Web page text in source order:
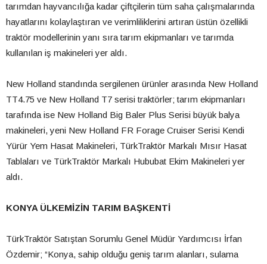
tarımdan hayvancılığa kadar çiftçilerin tüm saha çalışmalarında
hayatlarını kolaylaştıran ve verimliliklerini artıran üstün özellikli
traktör modellerinin yanı sıra tarım ekipmanları ve tarımda
kullanılan iş makineleri yer aldı.
New Holland standında sergilenen ürünler arasında New Holland
TT4.75 ve New Holland T7 serisi traktörler; tarım ekipmanları
tarafında ise New Holland Big Baler Plus Serisi büyük balya
makineleri, yeni New Holland FR Forage Cruiser Serisi Kendi
Yürür Yem Hasat Makineleri, TürkTraktör Markalı Mısır Hasat
Tablaları ve TürkTraktör Markalı Hububat Ekim Makineleri yer
aldı.
KONYA ÜLKEMİZİN TARIM BAŞKENTİ
TürkTraktör Satıştan Sorumlu Genel Müdür Yardımcısı İrfan
Özdemir; “Konya, sahip olduğu geniş tarım alanları, sulama